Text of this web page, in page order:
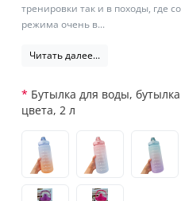
тренировки так и в походы, где
режима очень в...
Читать далее...
Бутылка для воды,
цвета, 2 л